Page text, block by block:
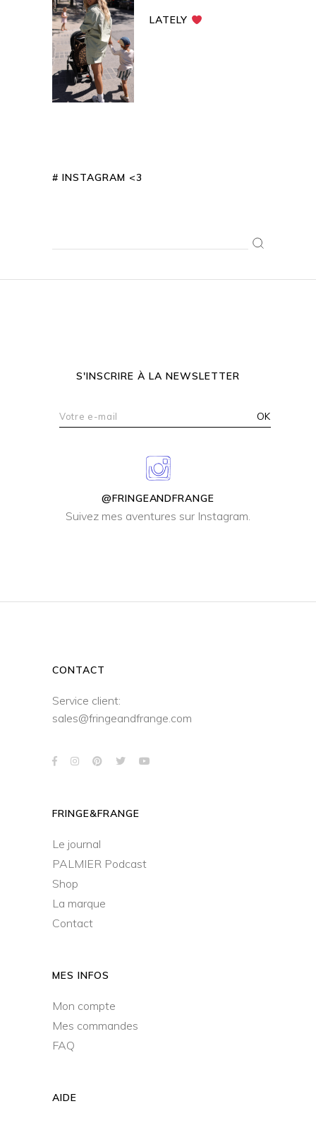
LATELY
# INSTAGRAM <3
S'INSCRIRE À LA NEWSLETTER
@FRINGEANDFRANGE
Suivez mes aventures sur Instagram.
CONTACT
Service client:
sales@fringeandfrange.com
FRINGE&FRANGE
Le journal
PALMIER Podcast
Shop
La marque
Contact
MES INFOS
Mon compte
Mes commandes
FAQ
AIDE